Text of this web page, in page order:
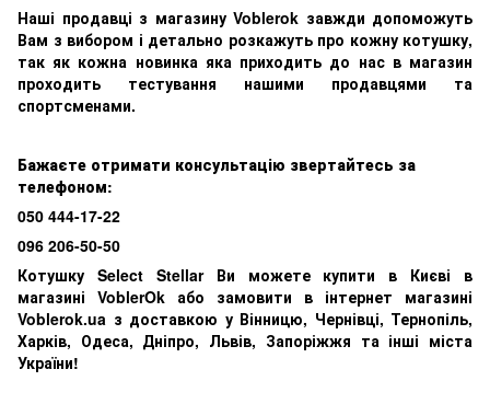
Наші продавці з магазину Voblerok завжди допоможуть
Вам з вибором і детально розкажуть про кожну котушку,
так як кожна новинка яка приходить до нас в магазин
проходить тестування нашими продавцями та
спортсменами.
Бажаєте отримати консультацію звертайтесь за
телефоном:
050 444-17-22
096 206-50-50
Котушку Select Stellar Ви можете купити в Києві в
магазині VoblerOk або замовити в інтернет магазині
Voblerok.ua з доставкою у Вінницю, Чернівці, Тернопіль,
Харків, Одеса, Дніпро, Львів, Запоріжжя та інші міста
України!